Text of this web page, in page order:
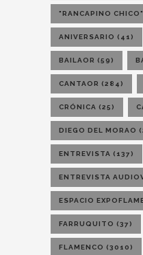
"RANCAPINO CHICO"
ANIVERSARIO (41)
BAILAOR (59)
CANTAOR (284)
CRÓNICA (25)
DIEGO DEL MORAO
ENTREVISTA (137)
ENTREVISTA
ESPACIO
FARRUQUITO (37)
FLAMENCO (3010)